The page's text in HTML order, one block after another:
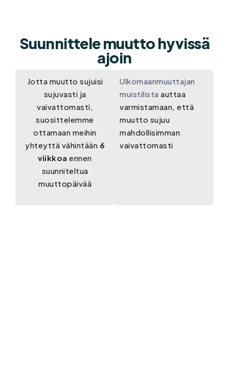
Suunnittele muutto hyvissä
ajoin​
Jotta muutto sujuisi
sujuvasti ja
vaivattomasti,
suosittelemme
ottamaan meihin
yhteyttä vähintään 6
viikkoa ennen
suunniteltua
muuttopäivää
Ulkomaanmuuttajan
muistilista auttaa
varmistamaan, että
muutto sujuu
mahdollisimman
vaivattomasti